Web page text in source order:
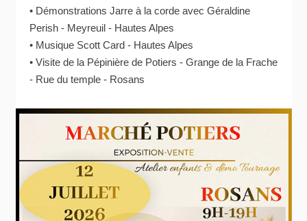
• Démonstrations Jarre à la corde avec Géraldine
Perish - Meyreuil - Hautes Alpes
• Musique Scott Card - Hautes Alpes
• Visite de la Pépinière de Potiers - Grange de la Frache
- Rue du temple - Rosans